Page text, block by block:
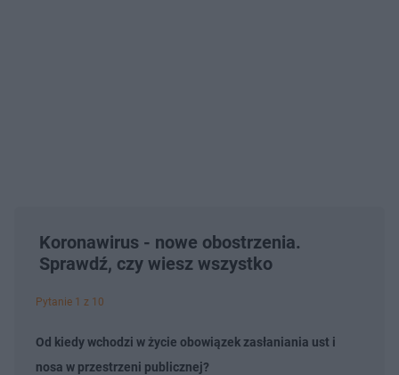
Koronawirus - nowe obostrzenia.
Sprawdź, czy wiesz wszystko
Pytanie 1 z 10
Od kiedy wchodzi w życie obowiązek zasłaniania ust i
nosa w przestrzeni publicznej?